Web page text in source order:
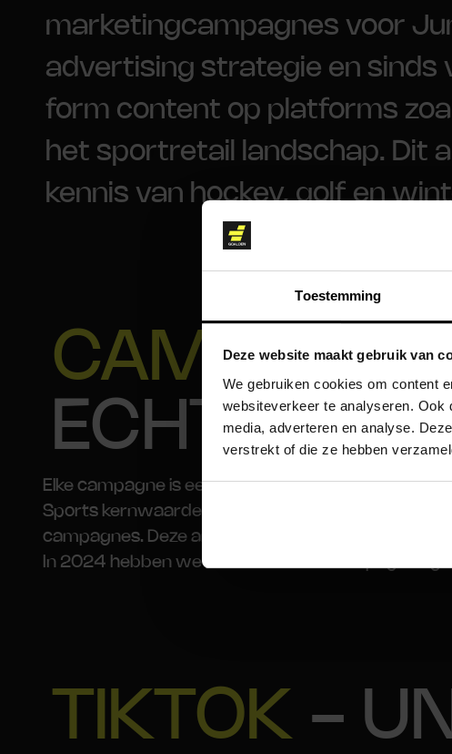
Toestemming
Deze website maakt gebruik van
We gebruiken cookies om content
websiteverkeer te analyseren.
media, adverteren en analyse.
verstrekt of die ze hebben
marketingcampagnes voor
advertising strategie en sinds
form content op platforms
het sportretail landschap. Dit
kennis van hockey, golf en
ECHTE
Elke campagne is een uniek verhaal, met content
Sports kernwaarden. Een cruciaal aspect is het
campagnes. Deze ambassadeurs vertalen de
In 2024 hebben we 6 verschillende campagnes
TIKTOK -